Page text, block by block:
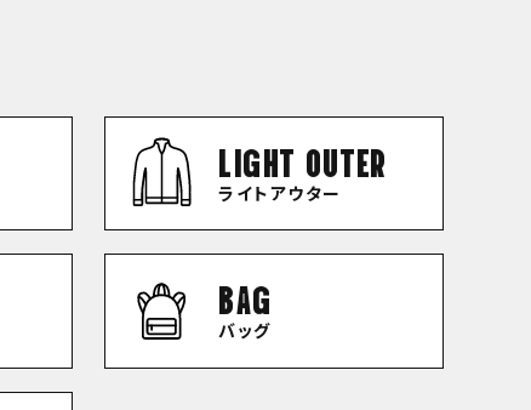
LIGHT OUTER
ライトアウター
BAG
バッグ